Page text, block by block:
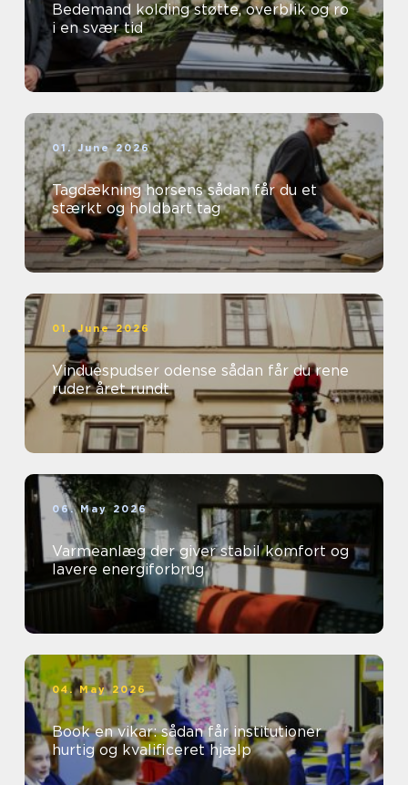
Bedemand kolding støtte, overblik og ro
i en svær tid
01. June 2026
Tagdækning horsens sådan får du et
stærkt og holdbart tag
01. June 2026
Vinduespudser odense sådan får du rene
ruder året rundt
06. May 2026
Varmeanlæg der giver stabil komfort og
lavere energiforbrug
04. May 2026
Book en vikar: sådan får institutioner
hurtig og kvalificeret hjælp